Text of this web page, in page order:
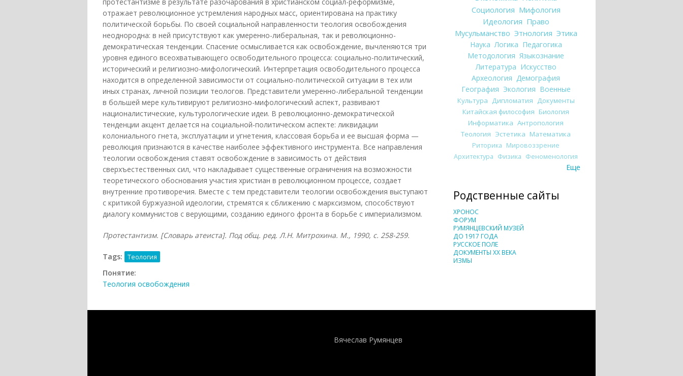
отражает революционное устремления народных масс, ориентирована на практику
политической борьбы. По своей социальной направленности теология освобождения
неоднородна: в ней присутствуют как умеренно-либеральная, так и революционно-
демократическая тенденции. Спасение осмысливается как освобождение, вычленяются три
уровня единого всеохватывающего освободительного процесса: социально-политический,
исторический и религиозно-мифологический. Интерпретация освободительного процесса
находится в определенной зависимости от социально-политической ситуации в тех или
иных странах, личной позиции теологов. Представители умеренно-либеральной тенденции
в большей мере культивируют религиозно-мифологический аспект, развивают
националистические, культурологические идеи. В революционно-демократической
тенденции акцент делается на социальной-политическом аспекте: ликвидации
колониального гнета, эксплуатации и угнетения, классовая борьба и ее высшая форма —
революция признаются в качестве наиболее эффективного инструмента. Все направления
теологии освобождения ставят освобождение в зависимость от действия
сверхъестественных сил, что накладывает существенные ограничения на возможности
теоретического обоснования участия христиан в революционном процессе, создает
внутренние противоречия. Вместе с тем представители теологии освобождения выступают
с критикой буржуазной идеологии, стремятся к сближению с марксизмом, способствуют
диалогу коммунистов с верующими, созданию единого фронта в борьбе с империализмом.
Протестантизм. [Словарь атеиста]. Под общ. ред. Л.Н. Митрохина. М., 1990, с. 258-259.
Tags: Теология
Понятие:
Теология освобождения
Социология Мифология
Идеология Право
Мусульманство Этнология Этика
Наука Логика Педагогика
Методология Языкознание
Литература Искусство
Археология Демография
География Экология Военные
Культура Дипломатия Документы
Китайская философия Биология
Информатика Антропология
Теология Эстетика Математика
Риторика Мировоззрение
Архитектура Физика Феноменология
Еще
Родственные сайты
ХРОНОС
ФОРУМ
РУМЯНЦЕВСКИЙ МУЗЕЙ
ДО 1917 ГОДА
РУССКОЕ ПОЛЕ
ДОКУМЕНТЫ XX ВЕКА
ИЗМЫ
Вячеслав Румянцев